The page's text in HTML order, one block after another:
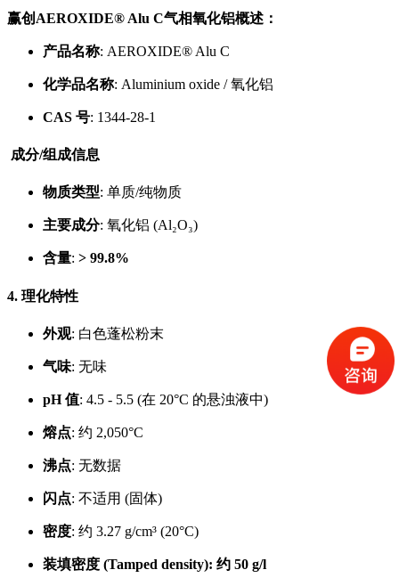
赢创AEROXIDE® Alu C气相氧化铝概述：
产品名称: AEROXIDE® Alu C
化学品名称: Aluminium oxide / 氧化铝
CAS 号: 1344-28-1
成分/组成信息
物质类型: 单质/纯物质
主要成分: 氧化铝 (Al₂O₃)
含量: > 99.8%
4. 理化特性
外观: 白色蓬松粉末
气味: 无味
pH 值: 4.5 - 5.5 (在 20°C 的悬浊液中)
熔点: 约 2,050°C
沸点: 无数据
闪点: 不适用 (固体)
密度: 约 3.27 g/cm³ (20°C)
装填密度 (Tamped density): 约 50 g/l